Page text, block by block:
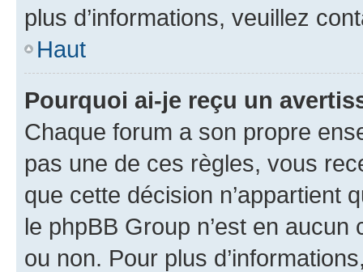
plus d’informations, veuillez
Haut
Pourquoi ai-je reçu un
Chaque forum a son propre
pas une de ces règles, vous
que cette décision n’appartient
le phpBB Group n’est en
ou non. Pour plus